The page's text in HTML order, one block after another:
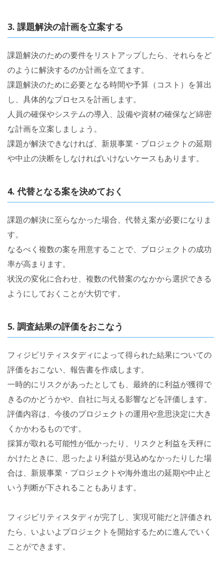
3. 課題解決の計画を立案する
課題解決のための要件をリストアップしたら、それらをど
のように解決するのか計画を立てます。
課題解決のために必要となる時間や予算（コスト）を算出
し、具体的なプロセスを計画します。
人員の確保やシステムの導入、設備や資材の確保など綿密
な計画を立案しましょう。
課題が解決できなければ、新規事業・プロジェクトの延期
や中止の決断をしなければいけないケースもあります。
4. 代替となる案を決めておく
課題の解決に至らなかった場合、代替え案が必要になりま
す。
なるべく複数の案を用意することで、プロジェクトの成功
率が高まります。
状況の変化に合わせ、複数の代替案のなかから選択できる
ようにしておくことが大切です。
5. 調査結果の評価をおこなう
フィジビリティスタディによって得られた結果についての
評価をおこない、報告書を作成します。
一時的にリスクがあったとしても、最終的に利益が獲得で
きるのかどうかや、自社に与える影響などを評価します。
評価内容は、今後のプロジェクトの運用や意思決定に大き
くかかわるものです。
採算が取れる可能性が低かったり、リスクと利益を天秤に
かけたときに、思ったより利益が見込めなかったりした場
合は、新規事業・プロジェクトや海外進出の延期や中止と
いう判断が下されることもあります。
フィジビリティスタディが完了し、実現可能だと評価され
たら、いよいよプロジェクトを開始するために進んでいく
ことができます。